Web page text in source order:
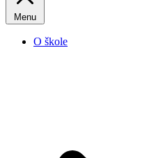
Menu
O škole